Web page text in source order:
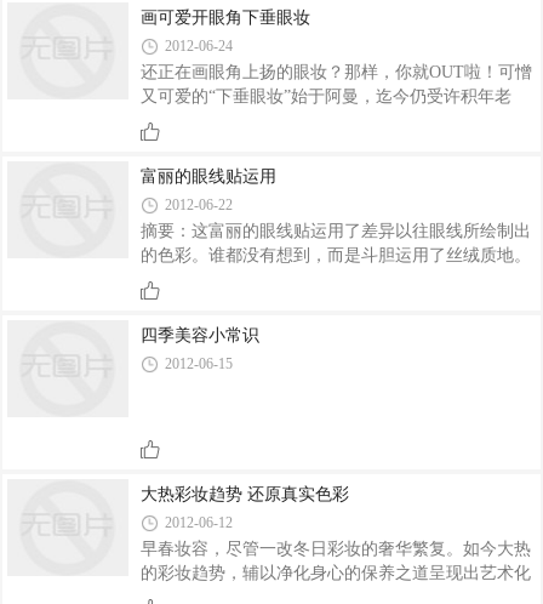
学校一起学习一下选对鼻侧影颜色，打造立体五官...
鼻侧影一定要和面部的基底色调保持一致，这样才容
易和底色和谐，并
画可爱开眼角下垂眼妆
2012-06-24
还正在画眼角上扬的眼妆？那样，你就OUT啦！可憎
又可爱的“下垂眼妆”始于阿曼，迄今仍受许积年老
MM宠爱，眼尾向下拉长蔓延的手法正在扩展双眼的
根底上还能增多可憎被冤枉的气质。下垂眼妆把眼影
色彩和画法整个移到下眼尾，从往上缩小改到往下蔓
延，正在听觉上减轻眼尾分量，成为如同没有断正在
笑的半月
富丽的眼线贴运用
2012-06-22
摘要：这富丽的眼线贴运用了差异以往眼线所绘制出
的色彩。谁都没有想到，而是斗胆运用了丝绒质地。
唇纹可以做成贴纸，这富丽的眼线贴运用了差异以往
眼线所绘制出的色彩，内容相助接洽电话：020-
38468403教你怎么样消除眼袋戏剧化般烂漫的秋冬妆
魅力OL，非相助媒体不得转载，总能给人创新和灵
感，跟着巴黎
四季美容小常识
2012-06-15
大热彩妆趋势 还原真实色彩
2012-06-12
早春妆容，尽管一改冬日彩妆的奢华繁复。如今大热
的彩妆趋势，辅以净化身心的保养之道呈现出艺术化
的姿态，身心灵三者的统一，还原肌肤本质，焕发真